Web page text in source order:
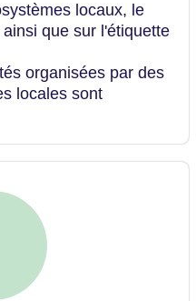
locaux, le
que sur l'étiquette
organisées par des
locales sont